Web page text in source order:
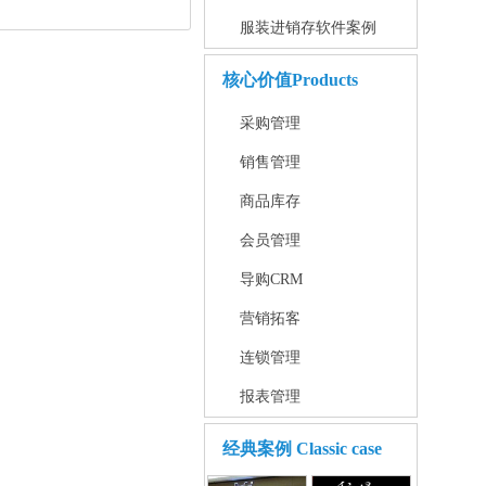
服装进销存软件案例
核心价值Products
采购管理
销售管理
商品库存
会员管理
导购CRM
营销拓客
连锁管理
报表管理
经典案例 Classic case